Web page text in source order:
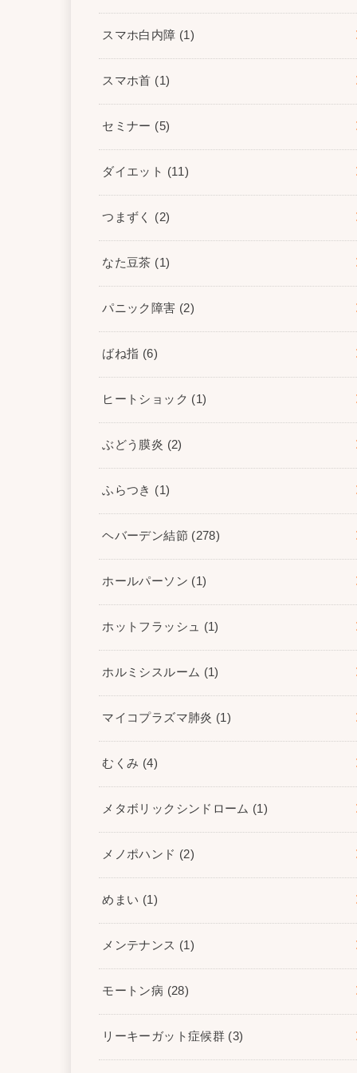
スマホ白内障 (1)
スマホ首 (1)
セミナー (5)
ダイエット (11)
つまずく (2)
なた豆茶 (1)
パニック障害 (2)
ばね指 (6)
ヒートショック (1)
ぶどう膜炎 (2)
ふらつき (1)
ヘバーデン結節 (278)
ホールパーソン (1)
ホットフラッシュ (1)
ホルミシスルーム (1)
マイコプラズマ肺炎 (1)
むくみ (4)
メタボリックシンドローム (1)
メノポハンド (2)
めまい (1)
メンテナンス (1)
モートン病 (28)
リーキーガット症候群 (3)